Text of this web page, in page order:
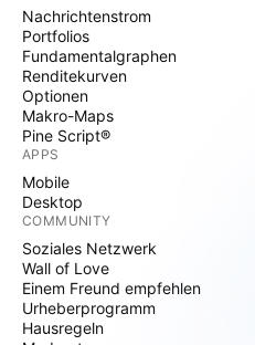
Nachrichtenstrom
Portfolios
Fundamentalgraphen
Renditekurven
Optionen
Makro-Maps
Pine Script®
APPS
Mobile
Desktop
COMMUNITY
Soziales Netzwerk
Wall of Love
Einem Freund empfehlen
Urheberprogramm
Hausregeln